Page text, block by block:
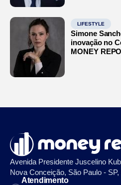
LIFESTYLE
Simone
inovação no
MONEY
Avenida Presidente Juscelino
Nova Conceição, São Paulo -
Atendimento